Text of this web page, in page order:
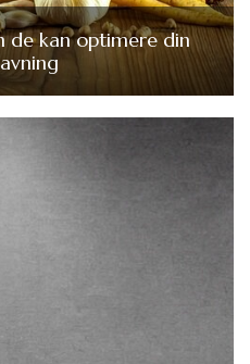
de kan optimere din